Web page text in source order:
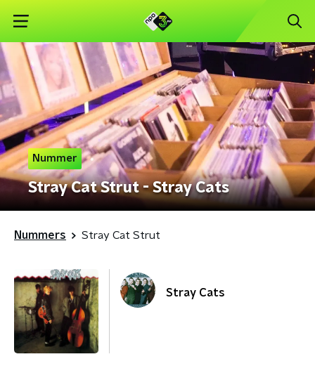
Nummer
Stray Cat Strut - Stray Cats
Nummers Stray Cat Strut
Stray Cats